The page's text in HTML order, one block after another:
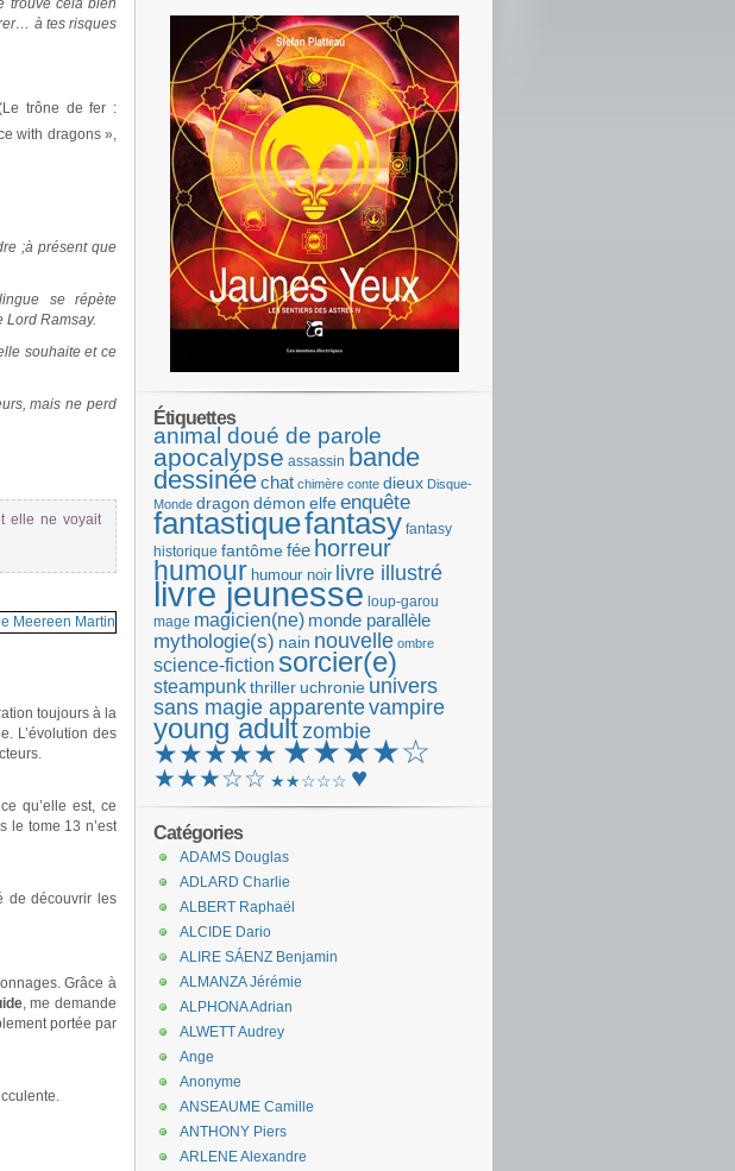
trouve cela bien
à tes risques
trône de fer :
with dragons »,
;à présent que
se répète
Lord Ramsay.
souhaite et ce
mais ne perd
elle ne voyait
toujours à la
L’évolution des
qu’elle est, ce
le tome 13 n’est
de découvrir les
Grâce à
, me demande
portée par
Étiquettes
animal doué de parole
apocalypse assassin bande
dessinéechat chimère conte dieux Disque-
Monde dragon démon elfeenquête
fantastiquefantasy fantasy
historique fantômefée horreur
humour humour noir livre illustré
livre jeunesse loup-garou
mage magicien(ne) monde parallèle
mythologie(s) nain nouvelle ombre
science-fiction sorcier(e)
steampunkthriller uchronie univers
sans magie apparentevampire
young adultzombie
★★★★★ ★★★★☆
★★★☆☆ ★★☆☆☆ ♥
Catégories
ADAMS Douglas
ADLARD Charlie
ALBERT Raphaël
ALCIDE Dario
ALIRE SÁENZ Benjamin
ALMANZA Jérémie
ALPHONA Adrian
ALWETT Audrey
Ange
Anonyme
ANSEAUME Camille
ANTHONY Piers
ARLENE Alexandre